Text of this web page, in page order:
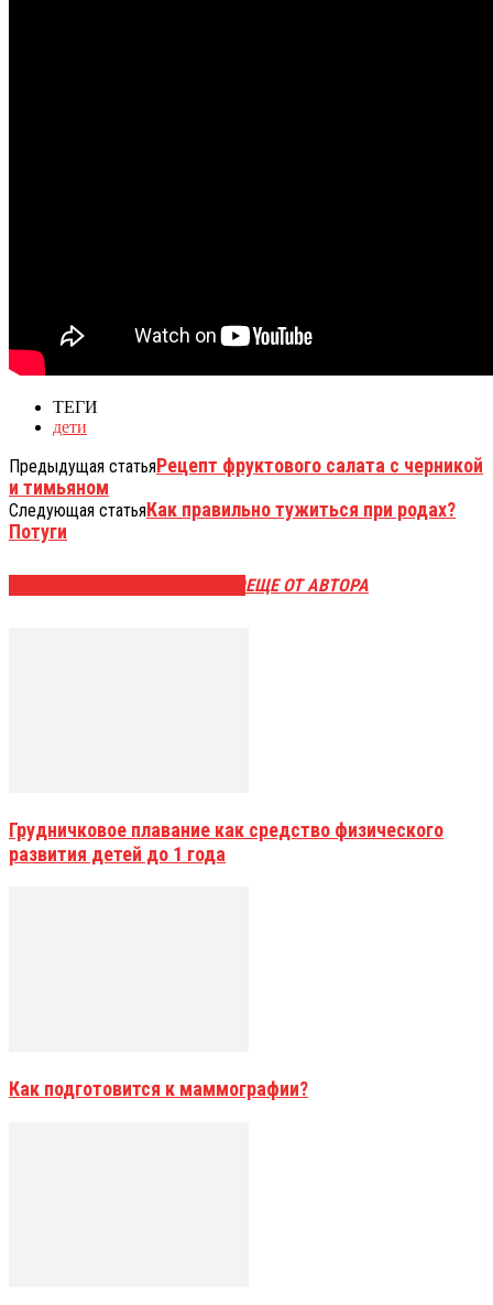
ТЕГИ
дети
Предыдущая статьяРецепт фруктового салата с черникой
и тимьяном
Следующая статьяКак правильно тужиться при родах?
Потуги
ЕЩЕ ОТ АВТОРА
Грудничковое плавание как средство физического
развития детей до 1 года
Как подготовится к маммографии?